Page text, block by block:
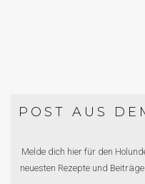
POST AUS
Melde dich hier für den
neuesten Rezepte und